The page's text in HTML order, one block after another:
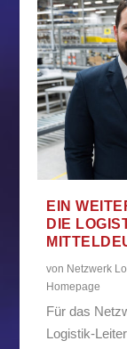
EIN
DIE
von Netzwerk
Homepage
Für das
Logistik-